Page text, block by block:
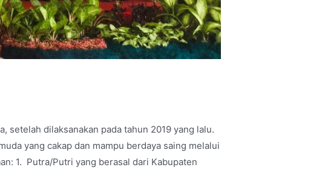
setelah dilaksanakan pada tahun 2019 yang lalu.
yang cakap dan mampu berdaya saing melalui
1. Putra/Putri yang berasal dari Kabupaten